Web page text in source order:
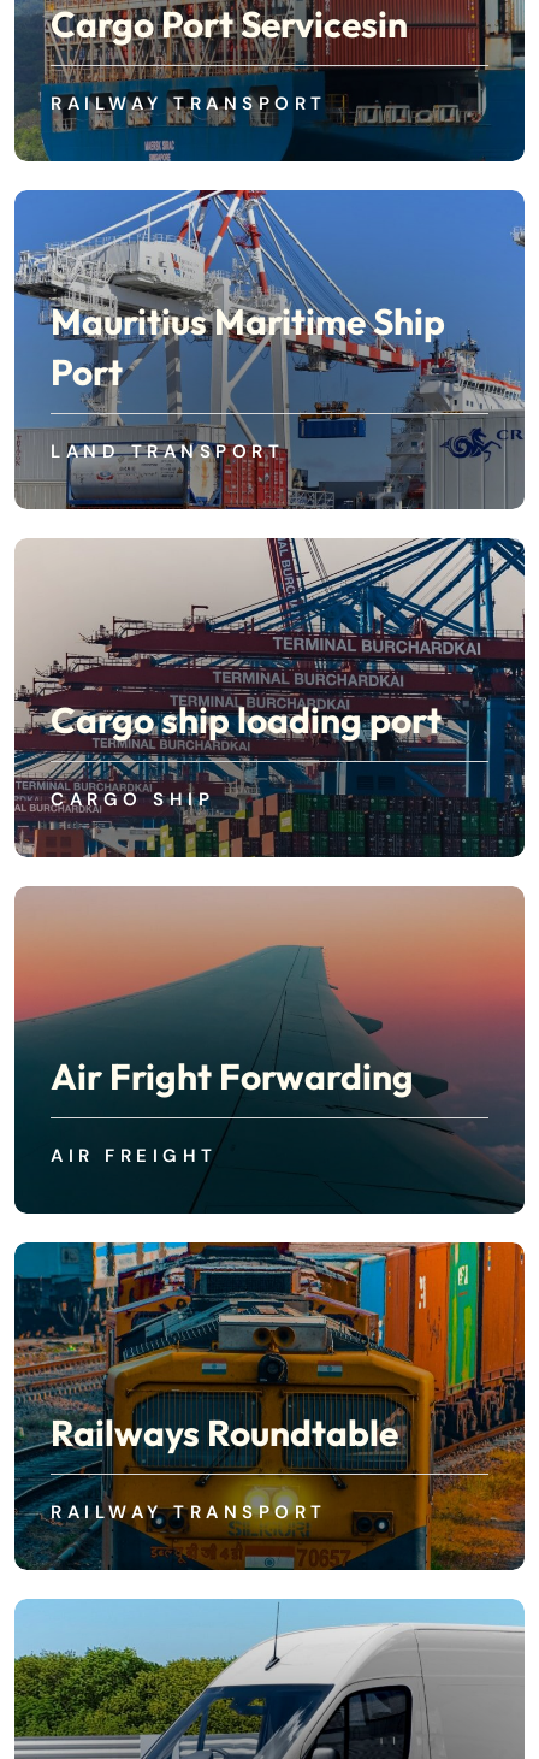
Cargo Port Servicesin
RAILWAY TRANSPORT
Mauritius Maritime Ship
Port
LAND TRANSPORT
Cargo ship loading port
CARGO SHIP
Air Fright Forwarding
AIR FREIGHT
Railways Roundtable
RAILWAY TRANSPORT